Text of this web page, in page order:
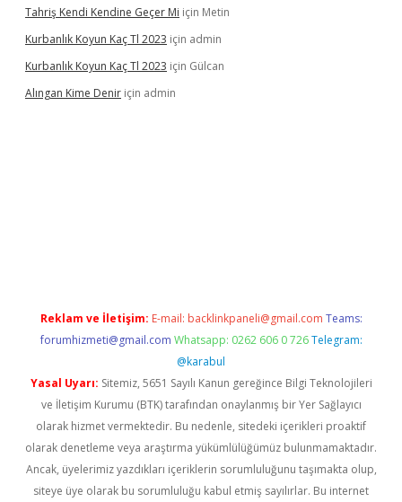
Tahriş Kendi Kendine Geçer Mi için Metin
Kurbanlık Koyun Kaç Tl 2023 için admin
Kurbanlık Koyun Kaç Tl 2023 için Gülcan
Alıngan Kime Denir için admin
Reklam ve İletişim: E-mail: backlinkpaneli@gmail.com Teams:
forumhizmeti@gmail.com Whatsapp: 0262 606 0 726 Telegram:
@karabul
Yasal Uyarı: Sitemiz, 5651 Sayılı Kanun gereğince Bilgi Teknolojileri
ve İletişim Kurumu (BTK) tarafından onaylanmış bir Yer Sağlayıcı
olarak hizmet vermektedir. Bu nedenle, sitedeki içerikleri proaktif
olarak denetleme veya araştırma yükümlülüğümüz bulunmamaktadır.
Ancak, üyelerimiz yazdıkları içeriklerin sorumluluğunu taşımakta olup,
siteye üye olarak bu sorumluluğu kabul etmiş sayılırlar. Bu internet